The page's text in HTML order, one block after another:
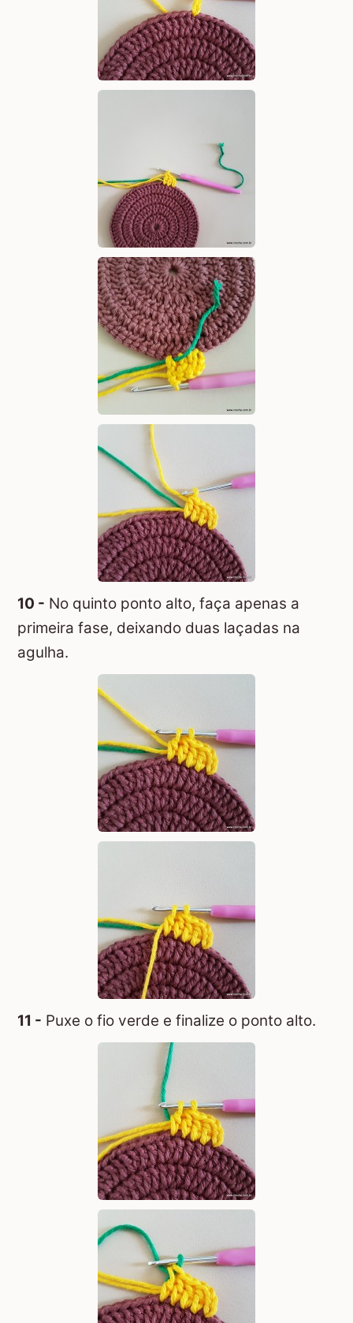
10 - No quinto ponto alto, faça apenas a
primeira fase, deixando duas laçadas na
agulha.
11 - Puxe o fio verde e finalize o ponto alto.